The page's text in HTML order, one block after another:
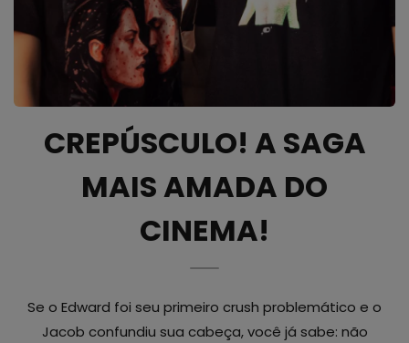
CREPÚSCULO! A SAGA
MAIS AMADA DO
CINEMA!
Se o Edward foi seu primeiro crush problemático e o
Jacob confundiu sua cabeça, você já sabe: não